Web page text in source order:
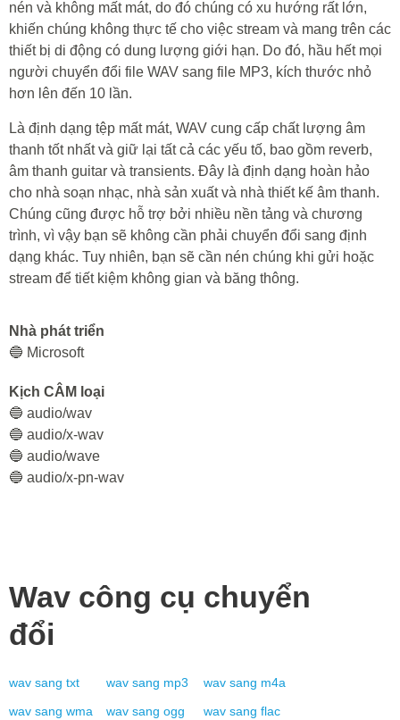
nén và không mất mát, do đó chúng có xu hướng rất lớn,
khiến chúng không thực tế cho việc stream và mang trên các
thiết bị di động có dung lượng giới hạn. Do đó, hầu hết mọi
người chuyển đổi file WAV sang file MP3, kích thước nhỏ
hơn lên đến 10 lần.
Là định dạng tệp mất mát, WAV cung cấp chất lượng âm
thanh tốt nhất và giữ lại tất cả các yếu tố, bao gồm reverb,
âm thanh guitar và transients. Đây là định dạng hoàn hảo
cho nhà soạn nhạc, nhà sản xuất và nhà thiết kế âm thanh.
Chúng cũng được hỗ trợ bởi nhiều nền tảng và chương
trình, vì vậy bạn sẽ không cần phải chuyển đổi sang định
dạng khác. Tuy nhiên, bạn sẽ cần nén chúng khi gửi hoặc
stream để tiết kiệm không gian và băng thông.
Nhà phát triển
🔵 Microsoft
Kịch CÂM loại
🔵 audio/wav
🔵 audio/x-wav
🔵 audio/wave
🔵 audio/x-pn-wav
Wav công cụ chuyển
đổi
wav sang txt wav sang mp3 wav sang m4a
wav sang wma wav sang ogg wav sang flac